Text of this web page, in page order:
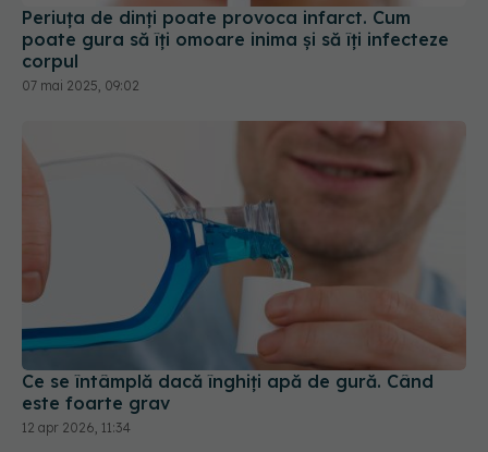
Ce se întâmplă dacă înghiți apă de gură. Când
este foarte grav
12 apr 2026, 11:34